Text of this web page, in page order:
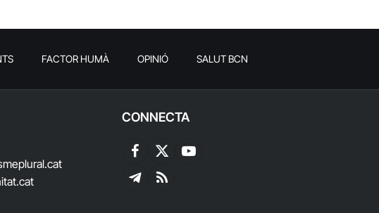
FACTOR HUMÀ OPINIÓ SALUT BCN
CONNECTA
Facebook
X
(Twitter)
YouTube
TelegramRSS